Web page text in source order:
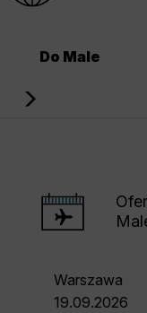
Do Male
Warszawa
19.09.2026